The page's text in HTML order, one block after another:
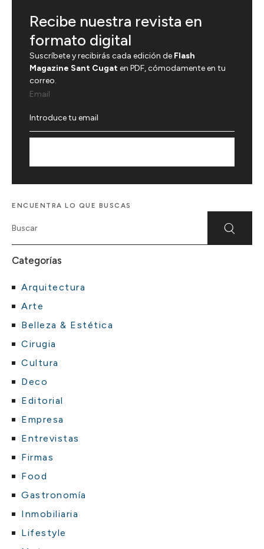
Recibe nuestra revista en
formato digital
Suscríbete y recibirás cada edición de Flash
Magazine Sant Cugaten PDF, cómodamente en tu
correo.
Email
ENCUENTRA LO QUE BUSCAS
Categorías
Arquitectura
Arte
Belleza & Estética
Cirugia
Cultura
Deco
Editorial
Empresa
Entrevistas
Firmas
Food
Gastronomía
Inmobiliaria
Lifestyle